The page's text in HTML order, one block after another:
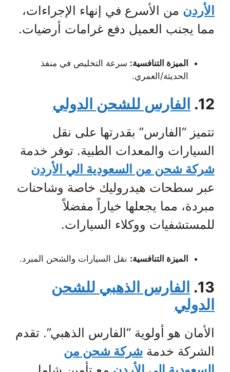
الأردن من الأسرع في إنهاء الإجراءات،
مما يجنب العميل دفع غرامات أرضيات.
الميزة التنافسية: سرعة التخليص في منفذ
الحديثة/العمري.
12. الفارس للشحن الدولي
تتميز “الفارس” بقدرتها على نقل
السيارات والمعدات الطبية. توفر خدمة
شركة شحن من السعودية الي الأردن
عبر سطحات هيدروليك خاصة وشاحنات
مبردة، مما يجعلها خياراً مفضلاً
للمستشفيات ووكلاء السيارات.
الميزة التنافسية: نقل السيارات والشحن المبرد.
13. الفارس الذهبي للشحن
الدولي
الأمان هو أولوية “الفارس الذهبي”. تقدم
الشركة خدمة شركة شحن من